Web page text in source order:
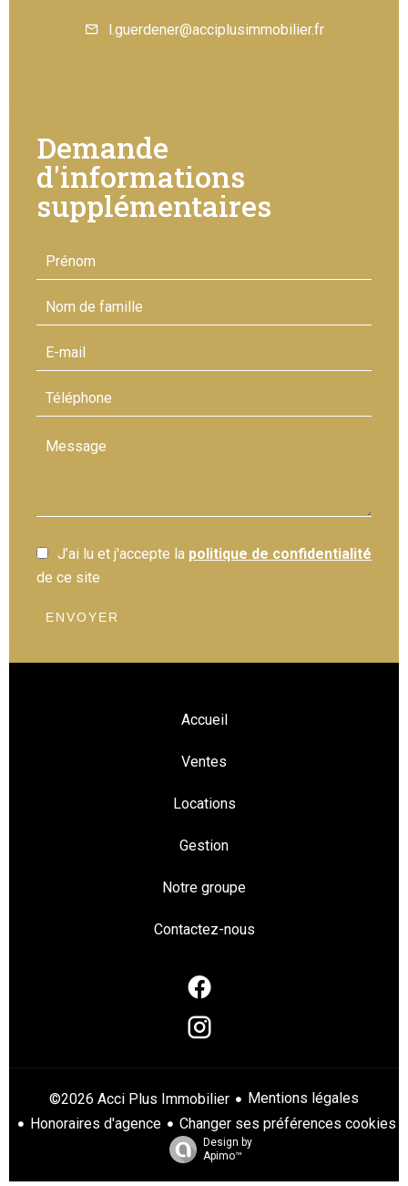
l.guerdener@acciplusimmobilier.fr
Demande
d'informations
supplémentaires
J’ai lu et j'accepte la politique de confidentialité
de ce site
ENVOYER
Accueil
Ventes
Locations
Gestion
Notre groupe
Contactez-nous
©2026 Acci Plus Immobilier
Mentions légales
Honoraires d'agence
Changer ses préférences cookies
Design by
Apimo™